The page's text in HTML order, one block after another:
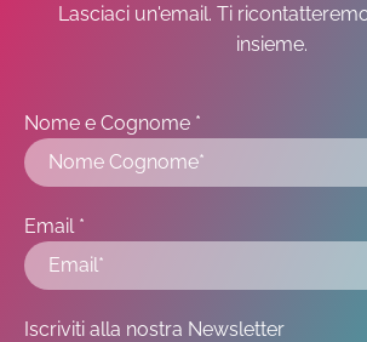
Lasciaci un'email. Ti
insieme.
Nome e Cognome *
Email *
Iscriviti alla nostra Newsletter